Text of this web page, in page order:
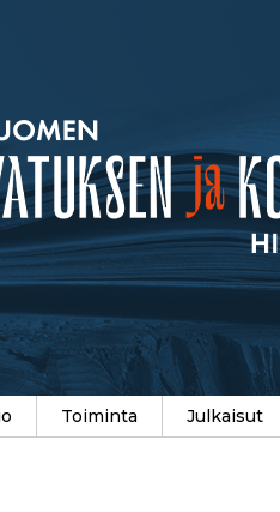
Toiminta Julkaisut